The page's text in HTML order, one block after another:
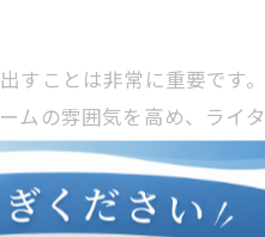
ことは非常に重要です
の雰囲気を高め、ライ
に、多様な職種が協力
促進する点です。異なる
界全体が活性化し、さ